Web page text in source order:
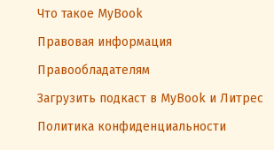
Что такое MyBook
Правовая информация
Правообладателям
Загрузить подкаст в MyBook и Литрес
Политика конфиденциальности